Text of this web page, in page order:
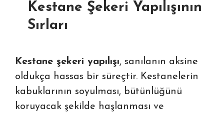
Kestane Şekeri Yapılışının
Sırları
Kestane şekeri yapılışı, sanılanın aksine
oldukça hassas bir süreçtir. Kestanelerin
kabuklarının soyulması, bütünlüğünü
koruyacak şekilde haşlanması ve